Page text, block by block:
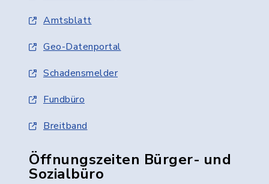
Amtsblatt
Geo-Datenportal
Schadensmelder
Fundbüro
Breitband
Öffnungszeiten Bürger- und
Sozialbüro